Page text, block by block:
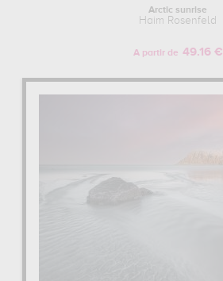
Arctic sunrise
Haim Rosenfeld
A partir de 49.16 €